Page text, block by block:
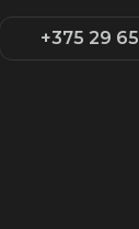
+375 29